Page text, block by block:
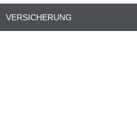
VERSICHERUNG